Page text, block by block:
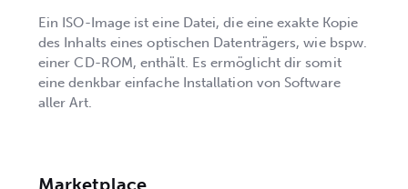
Ein ISO-Image ist eine Datei, die eine exakte Kopie
des Inhalts eines optischen Datenträgers, wie bspw.
einer CD-ROM, enthält. Es ermöglicht dir somit
eine denkbar einfache Installation von Software
aller Art.
Marketplace